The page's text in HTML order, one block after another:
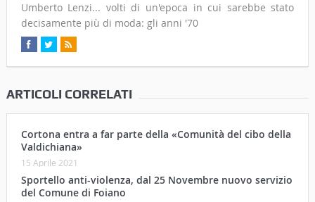
Umberto Lenzi... volti di un'epoca in cui sarebbe stato
decisamente più di moda: gli anni '70
ARTICOLI CORRELATI
Cortona entra a far parte della «Comunità del cibo della
Valdichiana»
15 Aprile 2021
Sportello anti-violenza, dal 25 Novembre nuovo servizio
del Comune di Foiano